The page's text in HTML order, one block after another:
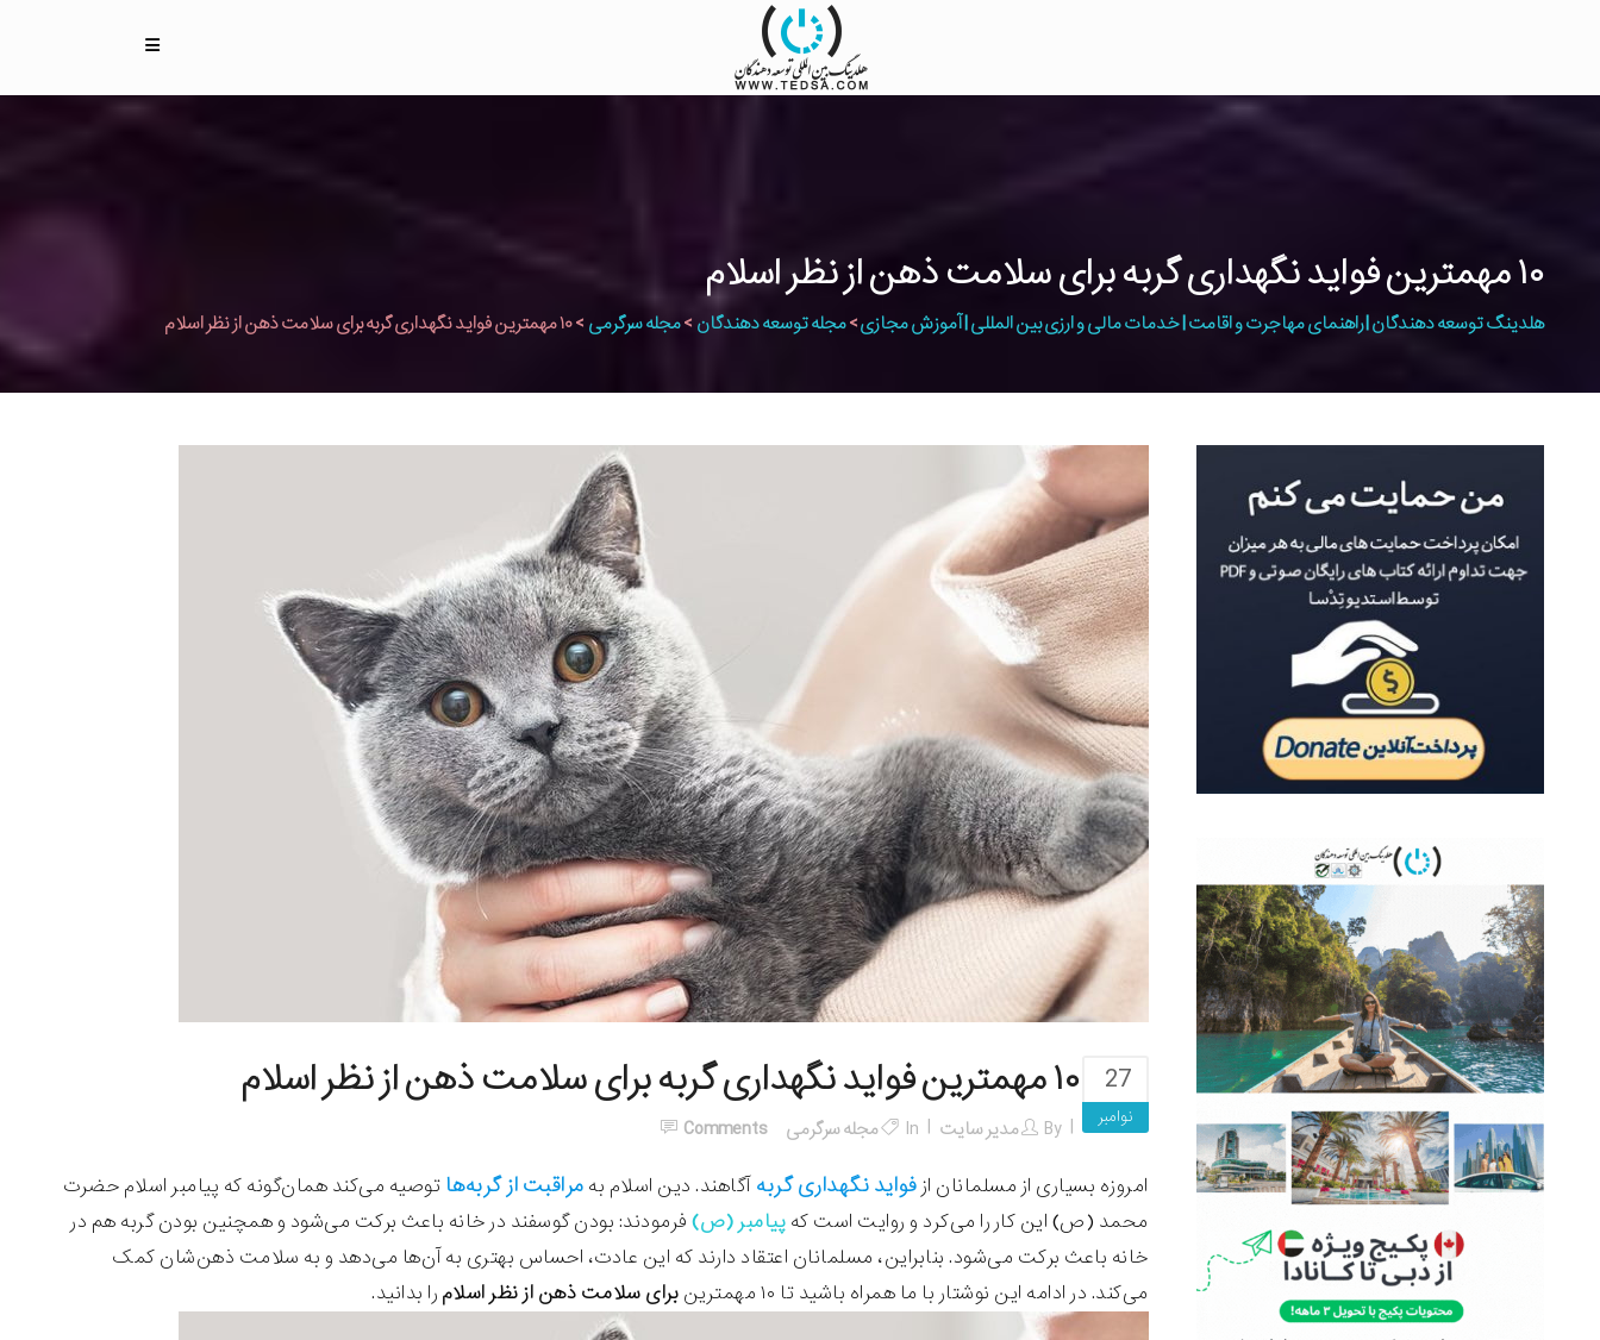
۱۰ مهمترین فواید نگهداری گربه برای سلامت ذهن از نظر اسلام
هلدینگ توسعه دهندگان | راهنمای مهاجرت و اقامت | خدمات مالی و ارزی بین المللی | آموزش مجازی>مجله توسعه دهندگان >مجله سرگرمی >۱۰ مهمترین فواید نگهداری گربه برای سلامت ذهن از نظر اسلام
27
نوامبر
۱۰ مهمترین فواید نگهداری گربه برای سلامت ذهن از نظر اسلام
By مدیر سایت In مجله سرگرمی Comments
امروزه بسیاری از مسلمانان از فواید نگهداری گربه آگاهند. دین اسلام به مراقبت از گربه‌ها توصیه می‌کند همان‌گونه که پیامبر اسلام حضرت
محمد (ص) این کار را می‌کرد و روایت است که پیامبر (ص) فرمودند: بودن گوسفند در خانه باعث برکت می‌شود و همچنین بودن گربه هم در
خانه باعث برکت می‌شود. بنابراین، مسلمانان اعتقاد دارند که این عادت، احساس بهتری به آن‌ها می‌دهد و به سلامت ذهن‌شان کمک
می‌کند. در ادامه این نوشتار با ما همراه باشید تا ۱۰ مهمترین
برای سلامت ذهن از نظر اسلام را بدانید.